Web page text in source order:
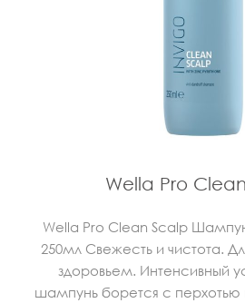
Wella Pro
Wella Pro Clean Scalp
250мл Свежесть и чистота.
здоровьем. Интенсивный
шампунь борется с перхотью